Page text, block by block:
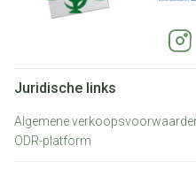
Juridische links
Algemene
ODR-platform